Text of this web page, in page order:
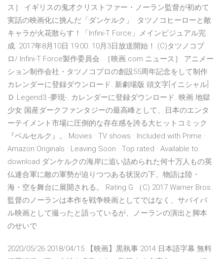
ス］ イギリスの鬼才クリストファー・ノーラン監督が初めて
実話の映画化に挑んだ「ダンケルク」 タツノコヒーローと敵
キャラが火花散らす！「Infini-T Force」メインビジュアル完
成. 2017年8月10日 19:00. 10月3日放送開始！ (C)タツノコプ
ロ/ Infini-T Force製作委員会. ［映画.com ニュース］ アニメー
ション制作会社・タツノコプロの創設55周年記念をして制作
カレンダーに登録ダウンロード. 新劇場版 頭文字[イニシャル]
Ｄ Legend3 -夢現-. カレンダーに登録ダウンロード. 映画 地獄
少女 国産ダークファンタジーの最高峰として、日本のエンタ
ーテイメント市場に圧倒的な存在感を誇る大ヒットコミック
『ベルセルク』。 Movies · TV shows · Included with Prime ·
Amazon Originals · Leaving Soon · Top rated · Available to
download ダンケルクの海岸に追い詰められた何十万人もの英
仏連合軍に敵の軍勢が迫りつつある状況の下、物語は陸・
海・空を舞台に展開される。 Rating G （C) 2017 Warner Bros.
監督のノーランは本作を戦争映画としてではなく、サバイバ
ル映画として撮ったと語っているが、ノーランの演出と脚本
のせいで
2020/05/26 2018/04/15 【映画】黒執事 2014 日本語字幕 無料